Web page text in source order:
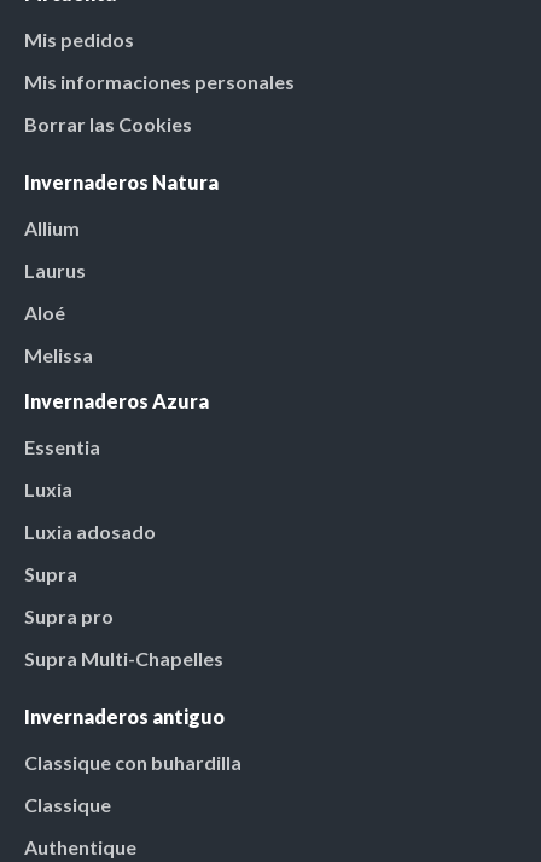
Mis pedidos
Mis informaciones personales
Borrar las Cookies
Invernaderos Natura
Allium
Laurus
Aloé
Melissa
Invernaderos Azura
Essentia
Luxia
Luxia adosado
Supra
Supra pro
Supra Multi-Chapelles
Invernaderos antiguo
Classique con buhardilla
Classique
Authentique